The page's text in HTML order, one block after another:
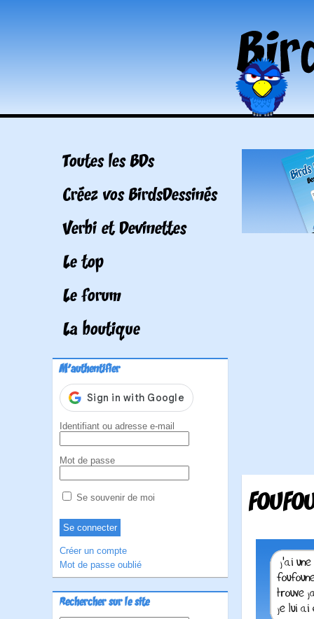
Toutes les BDs
Créez vos BirdsDessinés
Verbi et Devinettes
Le top
Le forum
La boutique
M'authentifier
Identifiant ou adresse e-mail
Mot de passe
Se souvenir de moi
Créer un compte
Mot de passe oublié
Rechercher sur le site